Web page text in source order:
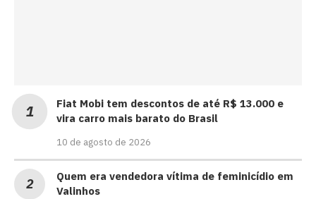
Fiat Mobi tem descontos de até R$ 13.000 e
vira carro mais barato do Brasil
10 de agosto de 2026
Quem era vendedora vítima de feminicídio em
Valinhos